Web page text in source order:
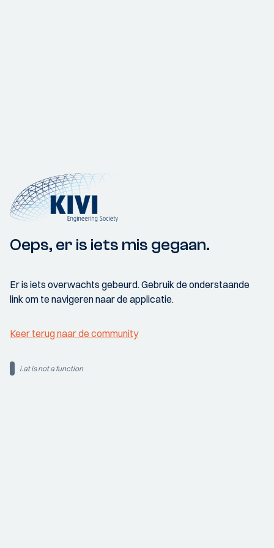
Oeps, er is iets mis gegaan.
Er is iets overwachts gebeurd. Gebruik de onderstaande
link om te navigeren naar de applicatie.
Keer terug naar de community
i.at is not a function